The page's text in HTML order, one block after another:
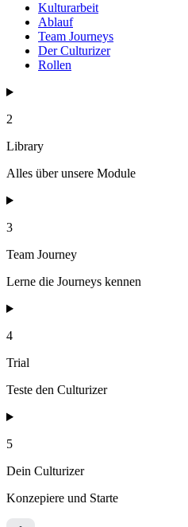
Kulturarbeit
Ablauf
Team Journeys
Der Culturizer
Rollen
2
Library
Alles über unsere Module
3
Team Journey
Lerne die Journeys kennen
4
Trial
Teste den Culturizer
5
Dein Culturizer
Konzepiere und Starte